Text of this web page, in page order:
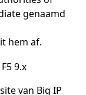
genaamd
hem af.
van Big IP